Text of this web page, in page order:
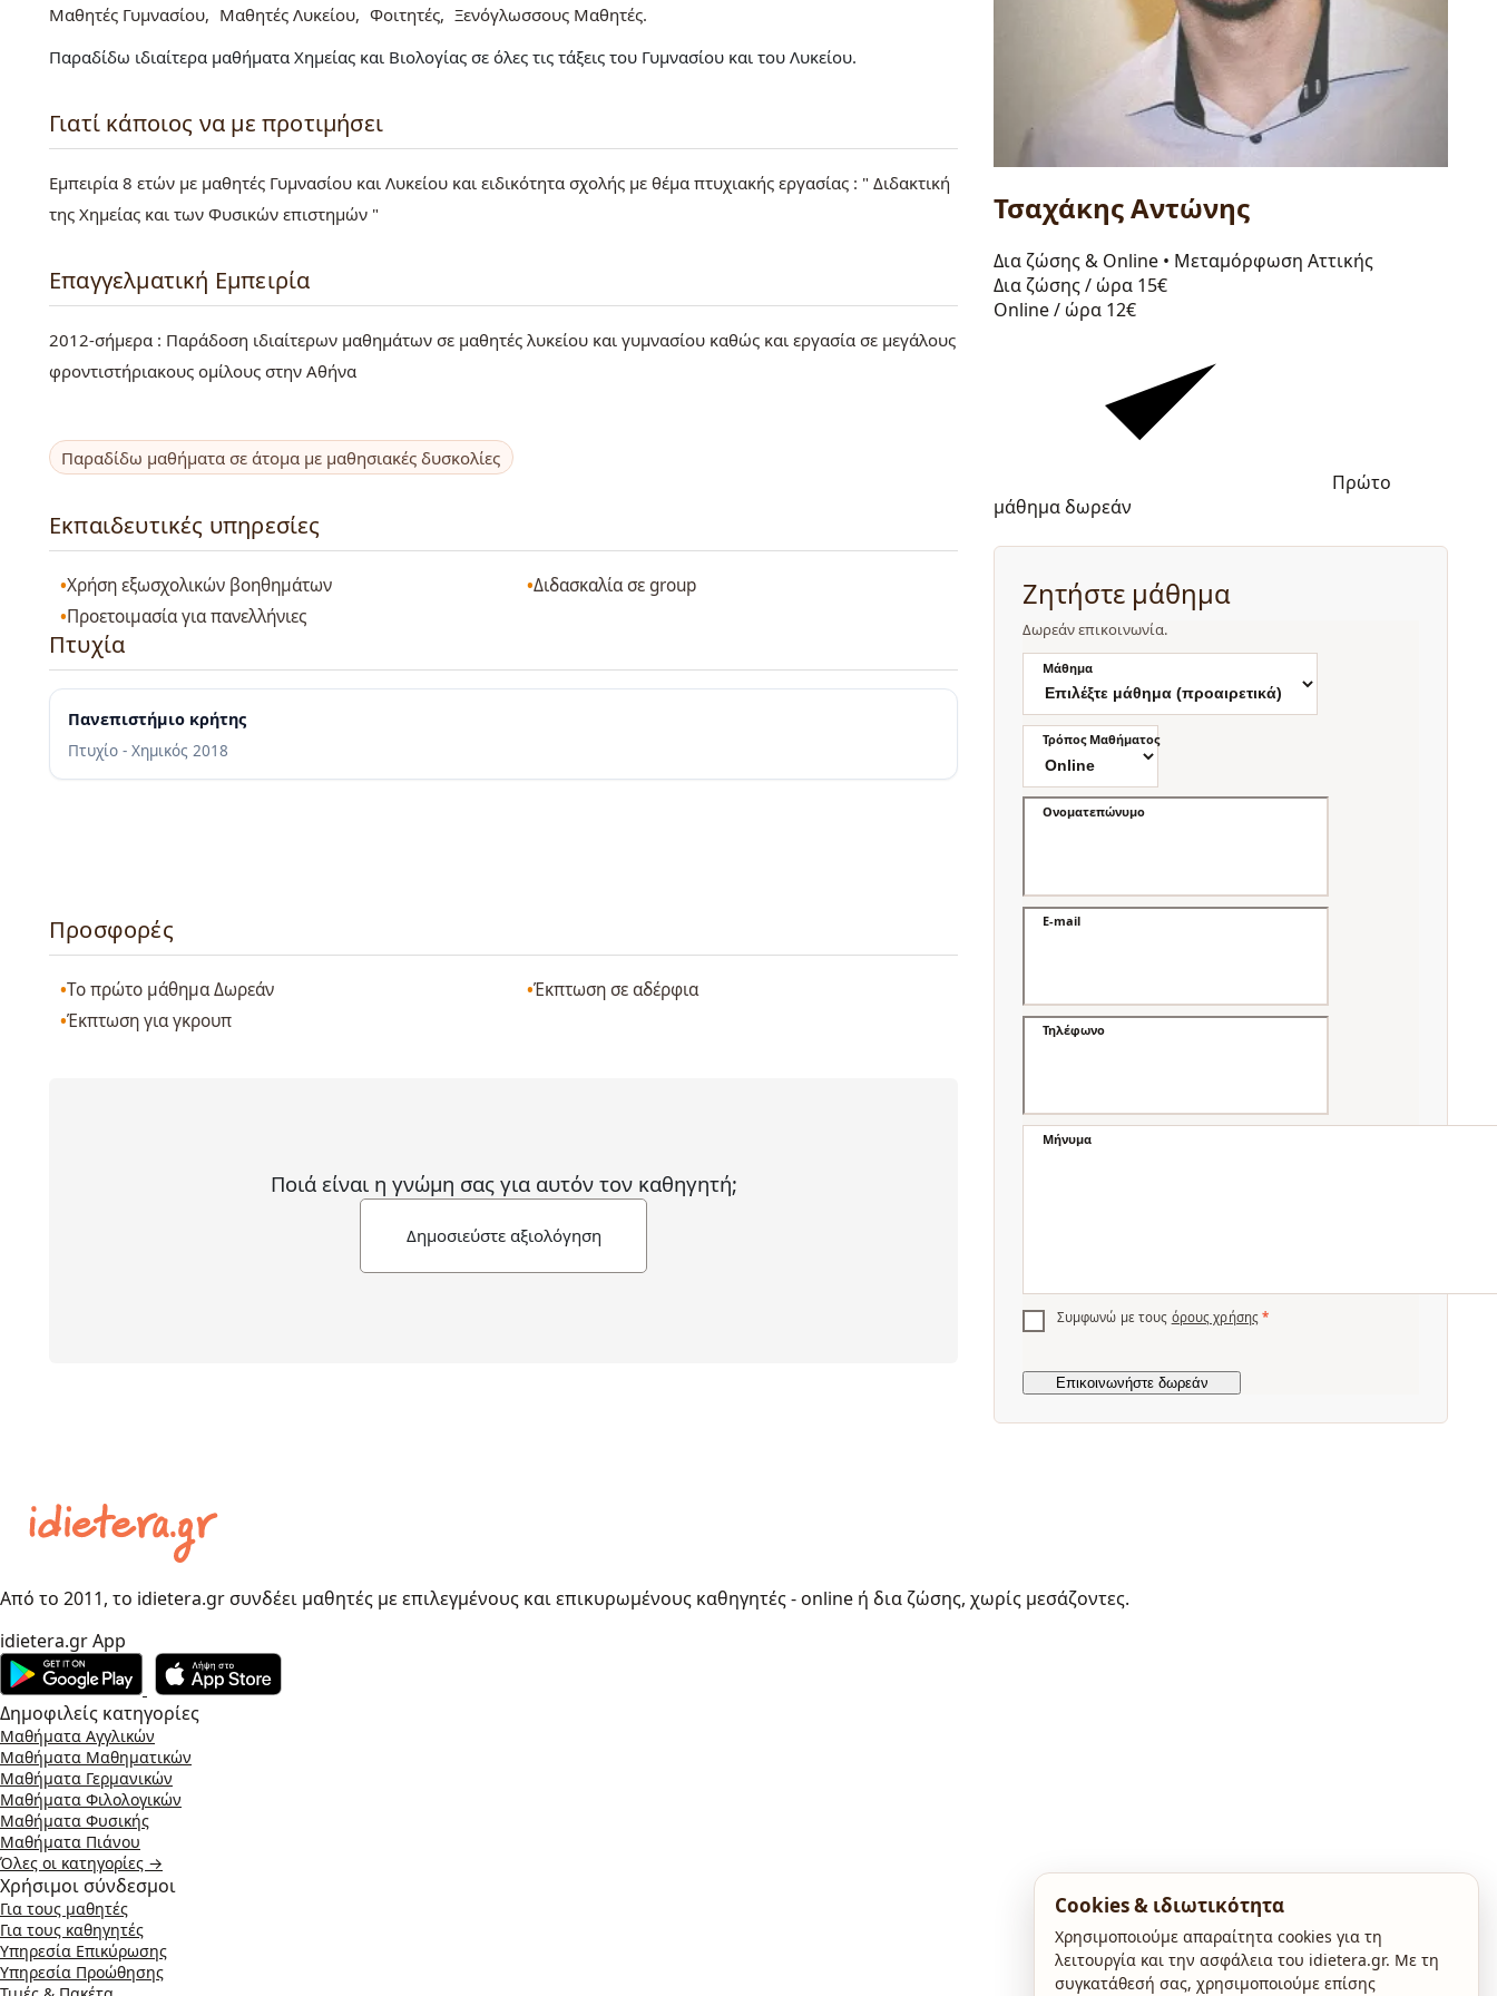
Μαθητές Γυμνασίου Μαθητές Λυκείου Φοιτητές
Ξενόγλωσσους Μαθητές
Παραδίδω ιδιαίτερα μαθήματα Χημείας και Βιολογίας σε όλες τις τάξεις του Γυμνασίου και του Λυκείου.
Γιατί κάποιος να με προτιμήσει
Εμπειρία 8 ετών με μαθητές Γυμνασίου και Λυκείου και ειδικότητα σχολής με θέμα πτυχιακής εργασίας : " Διδακτική
της Χημείας και των Φυσικών επιστημών "
Επαγγελματική Εμπειρία
2012-σήμερα : Παράδοση ιδιαίτερων μαθημάτων σε μαθητές λυκείου και γυμνασίου καθώς και εργασία σε μεγάλους
φροντιστήριακους ομίλους στην Αθήνα
Παραδίδω μαθήματα σε άτομα με μαθησιακές δυσκολίες
Εκπαιδευτικές υπηρεσίες
Χρήση εξωσχολικών βοηθημάτων
Διδασκαλία σε group
Προετοιμασία για πανελλήνιες
Πτυχία
Πανεπιστήμιο κρήτης
Πτυχίο - Χημικός 2018
Προσφορές
Το πρώτο μάθημα Δωρεάν
Έκπτωση σε αδέρφια
Έκπτωση για γκρουπ
Ποιά είναι η γνώμη σας για αυτόν τον καθηγητή;
Δημοσιεύστε αξιολόγηση
Τσαχάκης Αντώνης
Δια ζώσης & Online • Μεταμόρφωση Αττικής
Δια ζώσης / ώρα 15€
Online / ώρα 12€
Πρώτο
μάθημα δωρεάν
Ζητήστε μάθημα
Δωρεάν επικοινωνία.
Μάθημα
Τρόπος Μαθήματος
Ονοματεπώνυμο
E-mail
Τηλέφωνο
Μήνυμα
Συμφωνώ με τους όρους χρήσης *
Από το 2011, το idietera.gr συνδέει μαθητές με επιλεγμένους και επικυρωμένους καθηγητές - online ή δια ζώσης, χωρίς μεσάζοντες.
idietera.gr App
Δημοφιλείς κατηγορίες
Μαθήματα Αγγλικών
Μαθήματα Μαθηματικών
Μαθήματα Γερμανικών
Μαθήματα Φιλολογικών
Μαθήματα Φυσικής
Μαθήματα Πιάνου
Όλες οι κατηγορίες →
Χρήσιμοι σύνδεσμοι
Για τους μαθητές
Για τους καθηγητές
Υπηρεσία Επικύρωσης
Υπηρεσία Προώθησης
Cookies & ιδιωτικότητα
Χρησιμοποιούμε απαραίτητα cookies για τη
λειτουργία και την ασφάλεια του idietera.gr. Με τη
συγκατάθεσή σας, χρησιμοποιούμε επίσης